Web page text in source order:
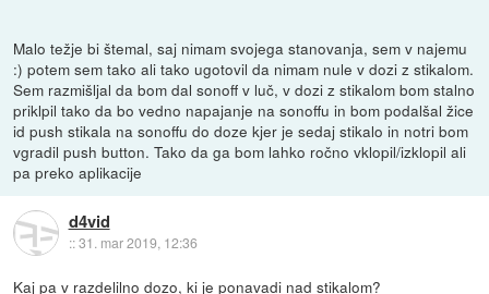
Malo težje bi štemal, saj nimam svojega stanovanja, sem v najemu
:) potem sem tako ali tako ugotovil da nimam nule v dozi z stikalom.
Sem razmišljal da bom dal sonoff v luč, v dozi z stikalom bom stalno
priklpil tako da bo vedno napajanje na sonoffu in bom podalšal žice
id push stikala na sonoffu do doze kjer je sedaj stikalo in notri bom
vgradil push button. Tako da ga bom lahko ročno vklopil/izklopil ali
pa preko aplikacije
d4vid
::31. mar 2019, 12:36
Kaj pa v razdelilno dozo, ki je ponavadi nad stikalom?